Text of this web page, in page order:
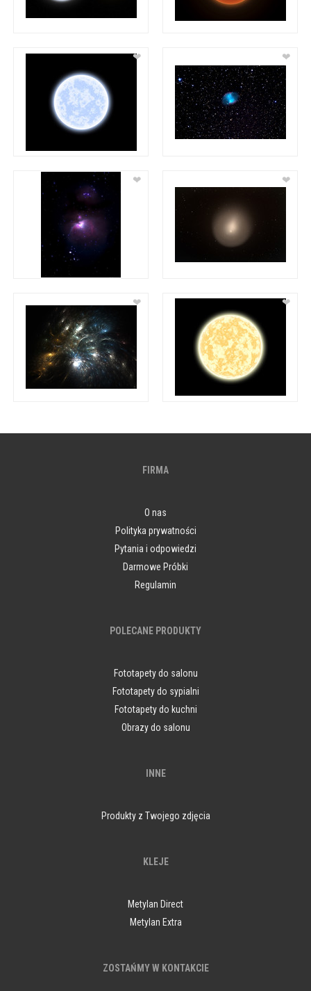
❤ ❤
❤ ❤
❤ ❤
FIRMA
O nas
Polityka prywatności
Pytania i odpowiedzi
Darmowe Próbki
Regulamin
POLECANE PRODUKTY
Fototapety do salonu
Fototapety do sypialni
Fototapety do kuchni
Obrazy do salonu
INNE
Produkty z Twojego zdjęcia
KLEJE
Metylan Direct
Metylan Extra
ZOSTAŃMY W KONTAKCIE